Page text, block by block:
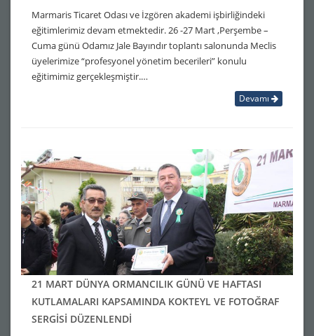
Marmaris Ticaret Odası ve İzgören akademi işbirliğindeki
eğitimlerimiz devam etmektedir. 26 -27 Mart ,Perşembe –
Cuma günü Odamız Jale Bayındır toplantı salonunda Meclis
üyelerimize “profesyonel yönetim becerileri” konulu
eğitimimiz gerçekleşmiştir.…
Devamı
21 MART DÜNYA ORMANCILIK GÜNÜ VE HAFTASI
KUTLAMALARI KAPSAMINDA KOKTEYL VE FOTOĞRAF
SERGİSİ DÜZENLENDİ